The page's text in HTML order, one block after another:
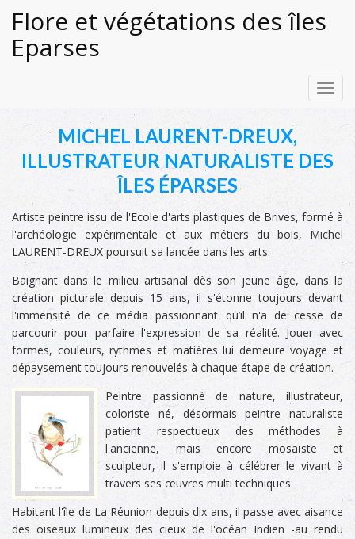
Flore et végétations des îles
Eparses
MICHEL LAURENT-DREUX,
ILLUSTRATEUR NATURALISTE DES
ÎLES ÉPARSES
Artiste peintre issu de l'Ecole d'arts plastiques de Brives, formé à
l'archéologie expérimentale et aux métiers du bois, Michel
LAURENT-DREUX poursuit sa lancée dans les arts.
Baignant dans le milieu artisanal dès son jeune âge, dans la
création picturale depuis 15 ans, il s'étonne toujours devant
l'immensité de ce média passionnant qu’il n'a de cesse de
parcourir pour parfaire l'expression de sa réalité. Jouer avec
formes, couleurs, rythmes et matières lui demeure voyage et
dépaysement toujours renouvelés à chaque étape de création.
Peintre passionné de nature, illustrateur,
coloriste né, désormais peintre naturaliste
patient respectueux des méthodes à
l'ancienne, mais encore mosaïste et
sculpteur, il s'emploie à célébrer le vivant à
travers ses œuvres multi techniques.
Habitant l'île de La Réunion depuis dix ans, il passe avec aisance
des oiseaux lumineux des cieux de l'océan Indien -au rendu